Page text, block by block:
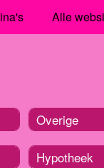
Alle
Overige
Hypotheek